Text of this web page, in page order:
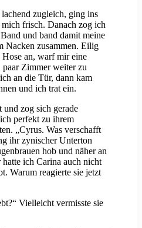
zugleich, ging ins
frisch. Danach zog ich
und band damit meine
Nacken zusammen. Eilig
an, warf mir eine
Zimmer weiter zu
an die Tür, dann kam
und ich trat ein.
und zog sich gerade
perfekt zu ihrem
„Cyrus. Was verschafft
ihr zynischer Unterton
hob und näher an
ich Carina auch nicht
Warum reagierte sie jetzt
Vielleicht vermisste sie